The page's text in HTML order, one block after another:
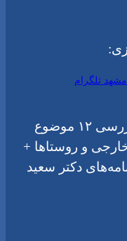
تلگرام
روایت های دکتر جلیلی {مهم} بررسی ۱۲ موضوع
و روستاها +
دکتر سعید